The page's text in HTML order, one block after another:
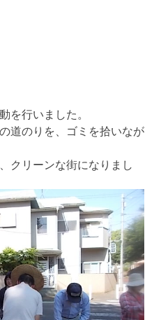
行いました。
道のりを、ゴミを拾いなが
クリーンな街になりまし